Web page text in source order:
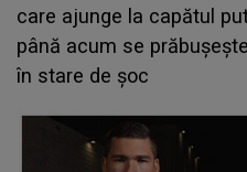
care ajunge la capătul
până acum se
în stare de șoc